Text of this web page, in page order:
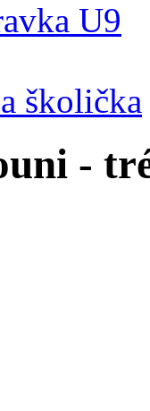
U9
školička
-